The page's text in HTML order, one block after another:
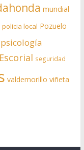
mundial
policia local Pozuelo
psicología
seguridad
valdemorillo viñeta